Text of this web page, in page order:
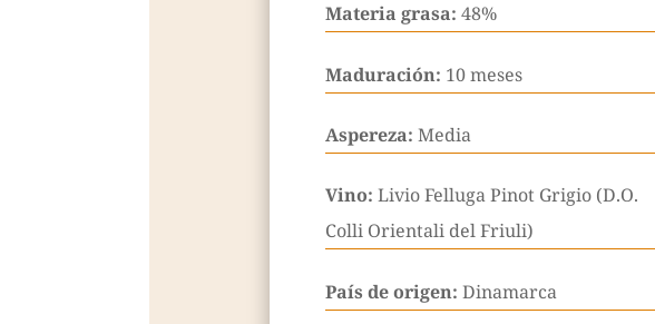
Materia grasa: 48%
Maduración: 10 meses
Aspereza: Media
Vino: Livio Felluga Pinot Grigio (D.O.
Colli Orientali del Friuli)
País de origen: Dinamarca